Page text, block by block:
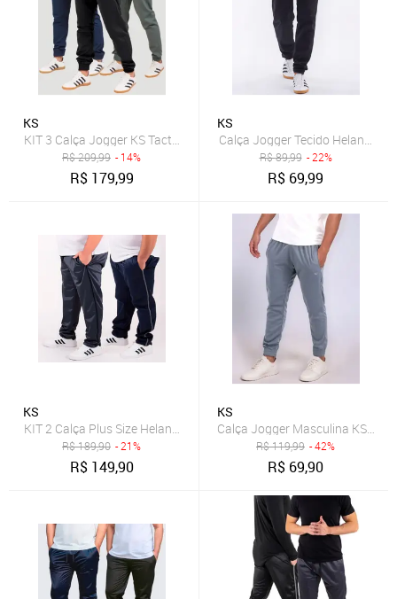
KS
KIT 3 Calça Jogger KS Tactel Elastano Premium Casual Esporte
R$209,99 - 14%
R$ 179,99
KS
Calça Jogger Tecido Helanca
R$89,99 - 22%
R$ 69,99
KS
KIT 2 Calça Plus Size Helanca KS Listra Lateral Confortável
R$189,90 - 21%
R$ 149,90
KS
Calça Jogger Masculina KS
R$119,99 - 42%
R$ 69,90